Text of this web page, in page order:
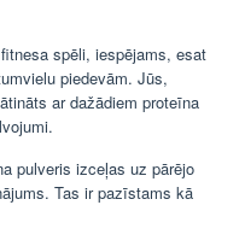
spēli, iespējams, esat
piedevām. Jūs,
ar dažādiem proteīna
pulveris izceļas uz pārējo
Tas ir pazīstams kā